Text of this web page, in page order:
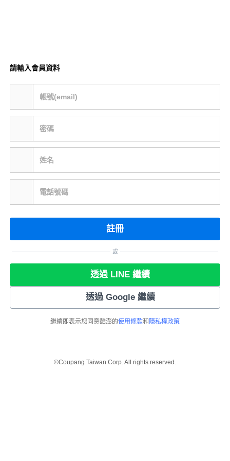
請輸入會員資料
帳號(email)
密碼
姓名
電話號碼
註冊
或
透過 LINE 繼續
透過 Google 繼續
繼續即表示您同意酷澎的使用條款和 隱私權政策
©Coupang Taiwan Corp. All rights reserved.